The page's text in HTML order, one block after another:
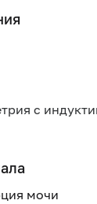
с
мочи